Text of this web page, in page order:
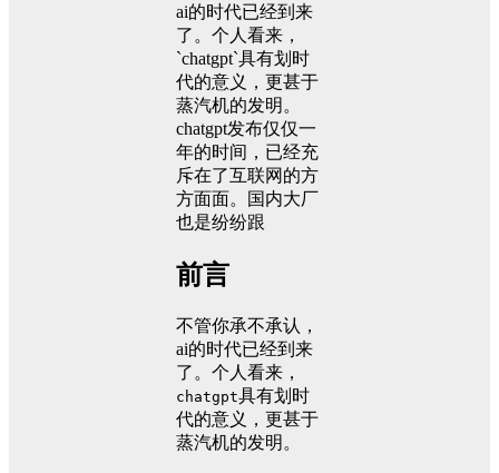
ai的时代已经到来
了。个人看来，
`chatgpt`具有划时
代的意义，更甚于
蒸汽机的发明。
chatgpt发布仅仅一
年的时间，已经充
斥在了互联网的方
方面面。国内大厂
也是纷纷跟
前言
不管你承不承认，
ai的时代已经到来
了。个人看来，
chatgpt具有划时
代的意义，更甚于
蒸汽机的发明。